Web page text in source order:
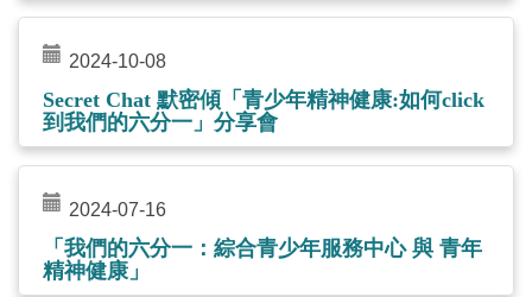
2024-10-08
Secret Chat 默密傾「青少年精神健康:如何click
到我們的六分一」分享會
2024-07-16
「我們的六分一：綜合青少年服務中心 與 青年
精神健康」